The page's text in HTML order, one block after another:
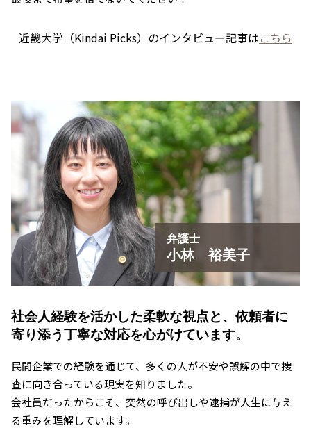
近畿大学（Kindai Picks）のインタビュー記事はこちら
弁護士
小林 裕美子
社会人経験を活かした柔軟な視点と、 依頼者に
寄り添う丁寧な対応を心がけています。
民間企業での経験を通じて、多くの人が不安や誤解の中で捜
査に向き合っている現実を知りました。
会社員だったからこそ、突然の呼び出しや逮捕が人生に与え
る重みを理解しています。